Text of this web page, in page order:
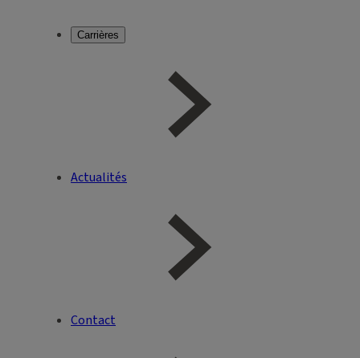
Carrières
Actualités
Contact